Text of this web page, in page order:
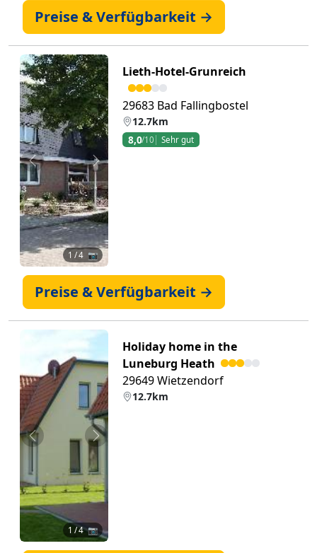
Preise & Verfügbarkeit →
Zurück Weiter
1 / 4 📷
Lieth-Hotel-Grunreich
29683 Bad Fallingbostel
12.7km
8,0/10 Sehr gut
Preise & Verfügbarkeit →
Zurück Weiter
1 / 4 📷
Holiday home in the
Luneburg Heath
29649 Wietzendorf
12.7km